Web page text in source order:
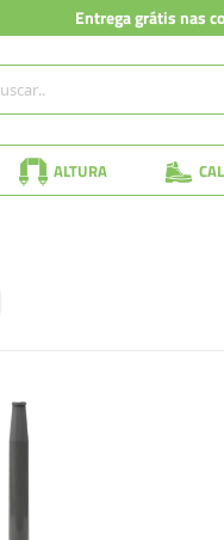
Entrega grátis nas
ALTURA